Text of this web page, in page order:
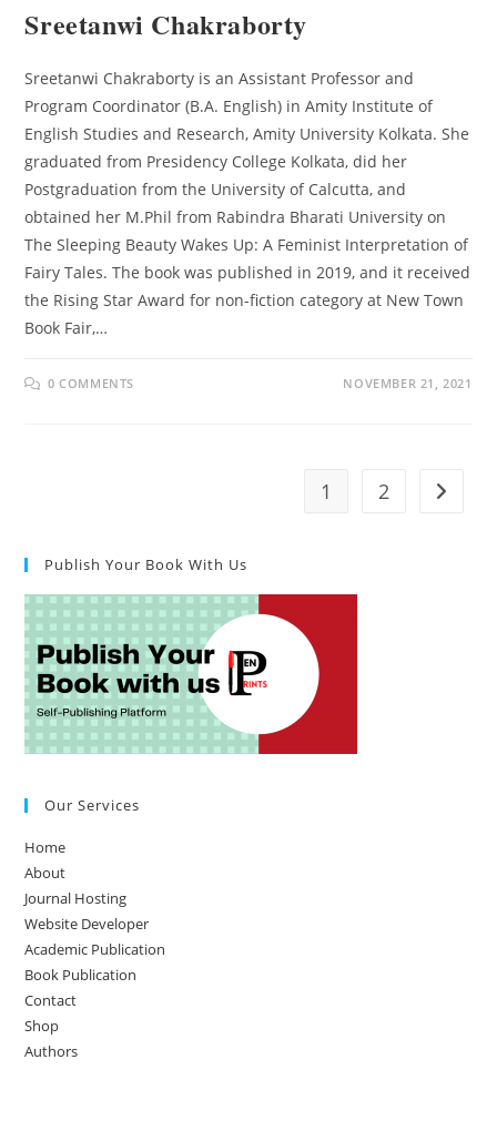
Sreetanwi Chakraborty
Sreetanwi Chakraborty is an Assistant Professor and
Program Coordinator (B.A. English) in Amity Institute of
English Studies and Research, Amity University Kolkata. She
graduated from Presidency College Kolkata, did her
Postgraduation from the University of Calcutta, and
obtained her M.Phil from Rabindra Bharati University on
The Sleeping Beauty Wakes Up: A Feminist Interpretation of
Fairy Tales. The book was published in 2019, and it received
the Rising Star Award for non-fiction category at New Town
Book Fair,…
0 COMMENTS NOVEMBER 21, 2021
1 2 Go to
Publish Your Book With Us
Our Services
Home
About
Journal Hosting
Website Developer
Academic Publication
Book Publication
Contact
Shop
Authors